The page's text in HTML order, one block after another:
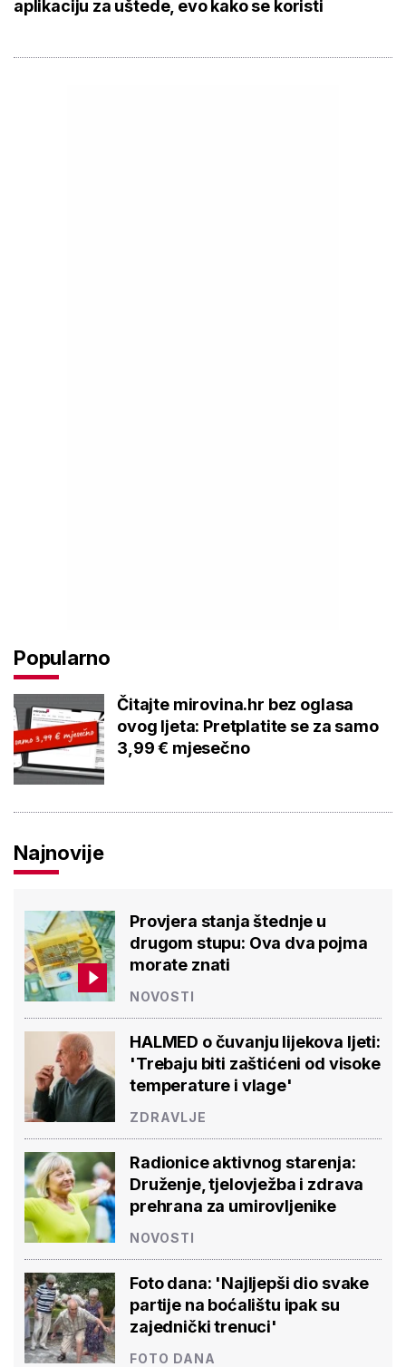
aplikaciju za uštede, evo kako se koristi
Popularno
Čitajte mirovina.hr bez oglasa
ovog ljeta: Pretplatite se za samo
3,99 € mjesečno
Najnovije
Provjera stanja štednje u
drugom stupu: Ova dva pojma
morate znati
NOVOSTI
HALMED o čuvanju lijekova ljeti:
'Trebaju biti zaštićeni od visoke
temperature i vlage'
ZDRAVLJE
Radionice aktivnog starenja:
Druženje, tjelovježba i zdrava
prehrana za umirovljenike
NOVOSTI
Foto dana: 'Najljepši dio svake
partije na boćalištu ipak su
zajednički trenuci'
FOTO DANA